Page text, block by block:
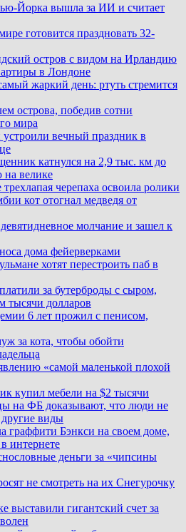
Йорка вышла за ИИ и считает
готовится праздновать 32-
остров с видом на Ирландию
в Лондоне
жаркий день: ртуть стремится
острова, победив сотни
мира
вечный праздник в
катнулся на 2,9 тыс. км до
на велике
черепаха освоила ролики
кот отогнал медведя от
молчание и зашел к
дома фейерверками
хотят перестроить паб в
за бутерброды с сыром,
тысячи долларов
6 лет прожил с пенисом,
за кота, чтобы обойти
«самой маленькой плохой
купил мебели на $2 тысячи
на ФБ доказывают, что люди не
виды
граффити Бэнкси на своем доме,
интернете
деньги за «чипсины
не смотреть на их Снегурочку
выставили гигантский счет за